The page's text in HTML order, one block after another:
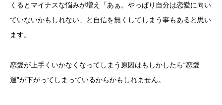
くるとマイナスな悩みが増え「あぁ。やっぱり自分は恋愛に向い
ていないかもしれない」と自信を無くしてしまう事もあると思い
ます。
恋愛が上手くいかなくなってしまう原因はもしかしたら“恋愛
運”が下がってしまっているからかもしれません。